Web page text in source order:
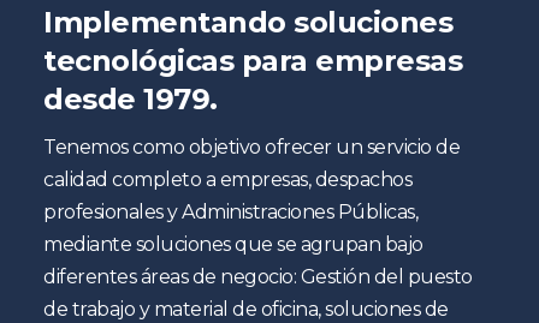
Implementando soluciones
tecnológicas para empresas
desde 1979.
Tenemos como objetivo ofrecer un servicio de
calidad completo a empresas, despachos
profesionales y Administraciones Públicas,
mediante soluciones que se agrupan bajo
diferentes áreas de negocio: Gestión del puesto
de trabajo y material de oficina, soluciones de